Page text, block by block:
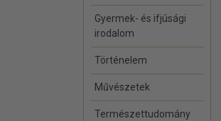
Gyermek- és ifjúsági
irodalom
Történelem
Művészetek
Természettudomány